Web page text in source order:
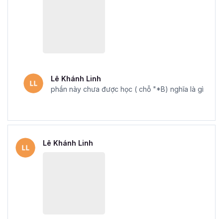
Lê Khánh Linh
phần này chưa được học ( chỗ "*B) nghĩa là gì
Lê Khánh Linh